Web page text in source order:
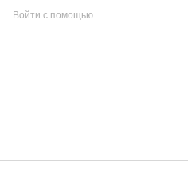
Войти с помощью